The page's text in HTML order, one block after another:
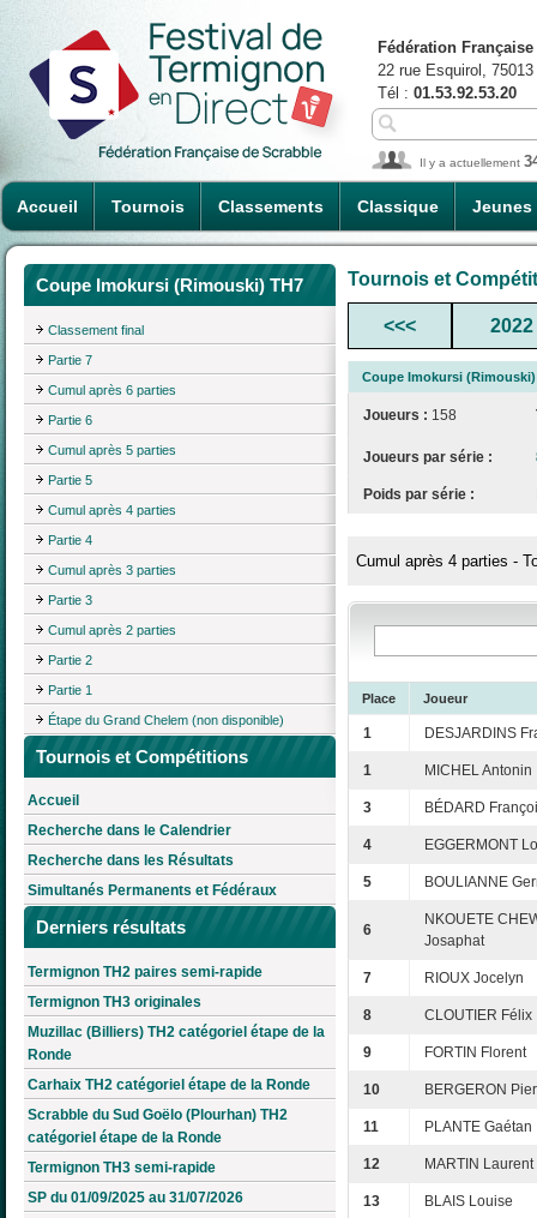
Accueil Tournois Classements Classique Jeunes
Fédération
22 rue Esquirol,
Tél : 01.53.92.53.20
Il y a actuellement
Coupe Imokursi (Rimouski) TH7
Classement final
Partie 7
Cumul après 6 parties
Partie 6
Cumul après 5 parties
Partie 5
Cumul après 4 parties
Partie 4
Cumul après 3 parties
Partie 3
Cumul après 2 parties
Partie 2
Partie 1
Étape du Grand Chelem (non disponible)
Tournois et Compétitions
Accueil
Recherche dans le Calendrier
Recherche dans les Résultats
Simultanés Permanents et Fédéraux
Derniers résultats
Termignon TH2 paires semi-rapide
Termignon TH3 originales
Muzillac (Billiers) TH2 catégoriel étape de la
Ronde
Carhaix TH2 catégoriel étape de la Ronde
Scrabble du Sud Goëlo (Plourhan) TH2
catégoriel étape de la Ronde
Termignon TH3 semi-rapide
SP du 01/09/2025 au 31/07/2026
Tournois et
<<< 2022
Coupe Imokursi (Rimouski)
Joueurs : 158
Joueurs par série :
Poids par série :
Cumul après 4 parties -
Place Joueur
1 DESJARDINS
1 MICHEL Antonin
3 BÉDARD
4 EGGERMONT
5 BOULIANNE
6
NKOUETE
Josaphat
7 RIOUX Jocelyn
8 CLOUTIER Félix
9 FORTIN Florent
10 BERGERON
11 PLANTE Gaétan
12 MARTIN Laurent
13 BLAIS Louise